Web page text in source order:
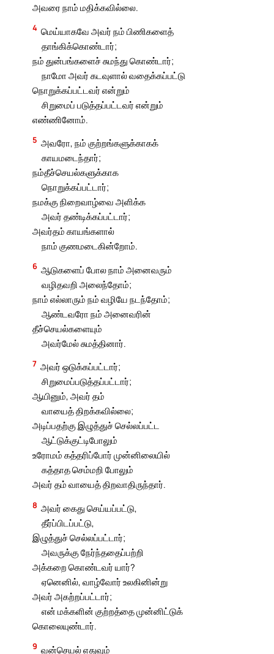
அவரை நாம் மதிக்கவில்லை.
4 மெய்யாகவே அவர் நம் பிணிகளைத்
தாங்கிக்கொண்டார்;
நம் துன்பங்களைச் சுமந்து கொண்டார்;
நாமோ அவர் கடவுளால் வதைக்கப்பட்டு
நொறுக்கப்பட்டவர் என்றும்
சிறுமைப் படுத்தப்பட்டவர் என்றும்
எண்ணினோம்.
5 அவரோ, நம் குற்றங்களுக்காகக்
காயமடைந்தார்;
நம்தீச்செயல்களுக்காக
நொறுக்கப்பட்டார்;
நமக்கு நிறைவாழ்வை அளிக்க
அவர் தண்டிக்கப்பட்டார்;
அவர்தம் காயங்களால்
நாம் குணமடைகின்றோம்.
6 ஆடுகளைப் போல நாம் அனைவரும்
வழிதவறி அலைந்தோம்;
நாம் எல்லாரும் நம் வழியே நடந்தோம்;
ஆண்டவரோ நம் அனைவரின்
தீச்செயல்களையும்
அவர்மேல் சுமத்தினார்.
7 அவர் ஒடுக்கப்பட்டார்;
சிறுமைப்படுத்தப்பட்டார்;
ஆயினும், அவர் தம்
வாயைத் திறக்கவில்லை;
அடிப்பதற்கு இழுத்துச் செல்லப்பட்ட
ஆட்டுக்குட்டிபோலும்
உரோமம் கத்தரிப்போர் முன்னிலையில்
கத்தாத செம்மறி போலும்
அவர் தம் வாயைத் திறவாதிருந்தார்.
8 அவர் கைது செய்யப்பட்டு,
தீர்ப்பிடப்பட்டு,
இழுத்துச் செல்லப்பட்டார்;
அவருக்கு நேர்ந்ததைப்பற்றி
அக்கறை கொண்டவர் யார்?
ஏனெனில், வாழ்வோர் உலகினின்று
அவர் அகற்றப்பட்டார்;
என் மக்களின் குற்றத்தை முன்னிட்டுக்
கொலையுண்டார்.
9 வன்செயல் எதுவும்